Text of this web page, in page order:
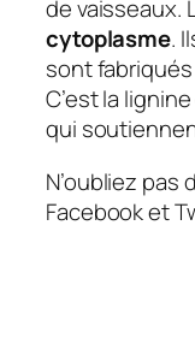
de vaisseaux.
cytoplasme.
sont
C’est la
qui
N’oubliez pas
Facebook et